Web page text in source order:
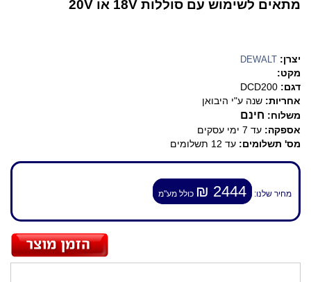
מתאים לשימוש עם סוללות 18V או 20V
יצרן: DEWALT
מקט:
דגם: DCD200
אחריות: שנה ע"י היבואן
משלוח: חינם
אספקה: עד 7 ימי עסקים
מס' תשלומים: עד 12 תשלומים
מחיר שלנו: 2444 ₪ כולל מע"מ